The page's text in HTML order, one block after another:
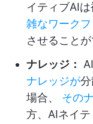
イティブAI
雑なワーク
させること
ナレッジ：
ナレッジが
場合、
その
方、AIネイ